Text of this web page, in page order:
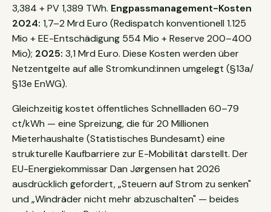
3,384 + PV 1,389 TWh. Engpassmanagement-Kosten
2024: 1,7–2 Mrd Euro (Redispatch konventionell 1.125
Mio + EE-Entschädigung 554 Mio + Reserve 200–400
Mio); 2025: 3,1 Mrd Euro. Diese Kosten werden über
Netzentgelte auf alle Stromkund:innen umgelegt (§13a/
§13e EnWG).
Gleichzeitig kostet öffentliches Schnellladen 60–79
ct/kWh — eine Spreizung, die für 20 Millionen
Mieterhaushalte (Statistisches Bundesamt) eine
strukturelle Kaufbarriere zur E-Mobilität darstellt. Der
EU-Energiekommissar Dan Jørgensen hat 2026
ausdrücklich gefordert, „Steuern auf Strom zu senken"
und „Windräder nicht mehr abzuschalten" — beides